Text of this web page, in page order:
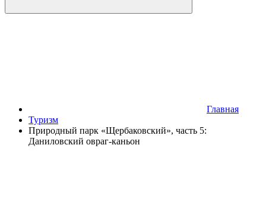
Главная
Туризм
Природный парк «Щербаковский», часть 5:
Даниловский овраг-каньон